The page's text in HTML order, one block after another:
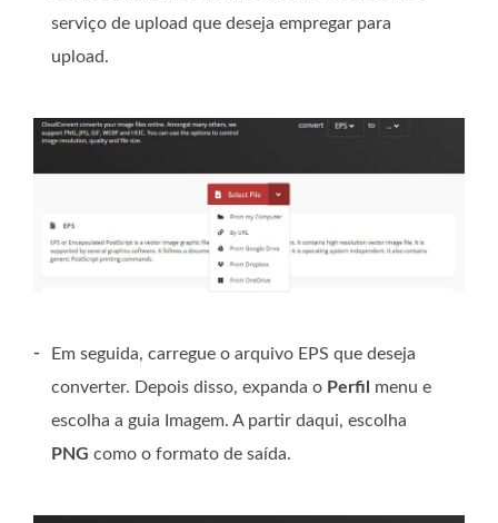
serviço de upload que deseja empregar para
upload.
-
Em seguida, carregue o arquivo EPS que deseja
converter. Depois disso, expanda o Perfil
menu e
escolha a guia Imagem. A partir daqui, escolha
PNG como o formato de saída.